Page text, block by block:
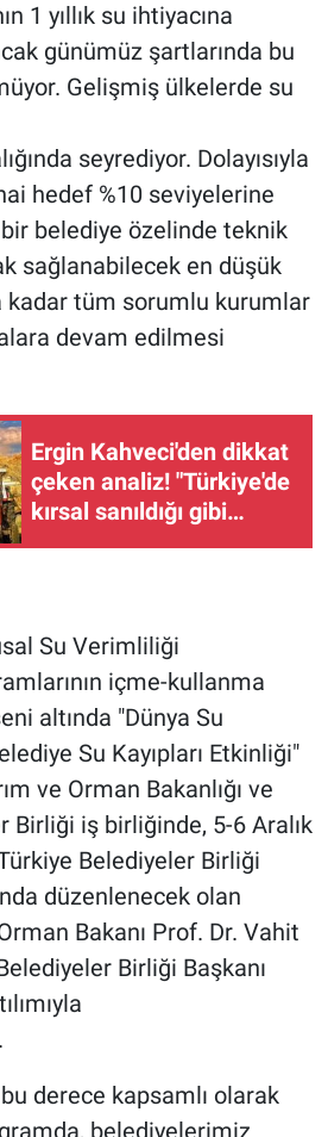
1 yıllık su ihtiyacına
günümüz şartlarında bu
Gelişmiş ülkelerde su
seyrediyor. Dolayısıyla
hedef %10 seviyelerine
bir belediye özelinde teknik
sağlanabilecek en düşük
kadar tüm sorumlu kurumlar
devam edilmesi
Ergin Kahveci'den dikkat
çeken analiz! "Türkiye'de
kırsal sanıldığı gibi
boşalmadı"
Su Verimliliği
içme-kullanma
altında "Dünya Su
Su Kayıpları Etkinliği"
ve Orman Bakanlığı ve
Birliği iş birliğinde, 5-6 Aralık
Belediyeler Birliği
düzenlenecek olan
Bakanı Prof. Dr. Vahit
Birliği Başkanı
derece kapsamlı olarak